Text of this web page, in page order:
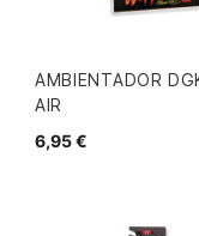
AMBIENTADOR
AIR
6,95 €